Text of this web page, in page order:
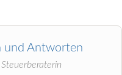
und Antworten